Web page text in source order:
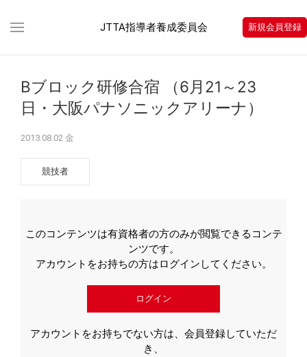
JTTA指導者養成委員会 新規会員登録
Bブロック研修合宿 （6月21～23
日・大阪パナソニックアリーナ）
2013.08.02 金
競技者
このコンテンツは有資格者の方のみが閲覧できるコンテ
ンツです。
アカウントをお持ちの方はログインしてください。
ログイン
アカウントをお持ちでない方は、会員登録していただ
き、